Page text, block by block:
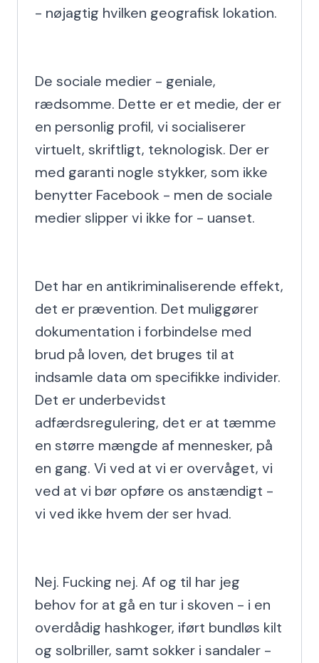
- nøjagtig hvilken geografisk lokation.
De sociale medier - geniale,
rædsomme. Dette er et medie, der er
en personlig profil, vi socialiserer
virtuelt, skriftligt, teknologisk. Der er
med garanti nogle stykker, som ikke
benytter Facebook - men de sociale
medier slipper vi ikke for - uanset.
Det har en antikriminaliserende effekt,
det er prævention. Det muliggører
dokumentation i forbindelse med
brud på loven, det bruges til at
indsamle data om specifikke individer.
Det er underbevidst
adfærdsregulering, det er at tæmme
en større mængde af mennesker, på
en gang. Vi ved at vi er overvåget, vi
ved at vi bør opføre os anstændigt -
vi ved ikke hvem der ser hvad.
Nej. Fucking nej. Af og til har jeg
behov for at gå en tur i skoven - i en
overdådig hashkoger, iført bundløs kilt
og solbriller, samt sokker i sandaler -